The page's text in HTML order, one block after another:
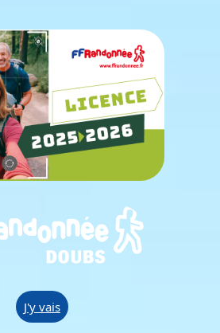
J'y vais